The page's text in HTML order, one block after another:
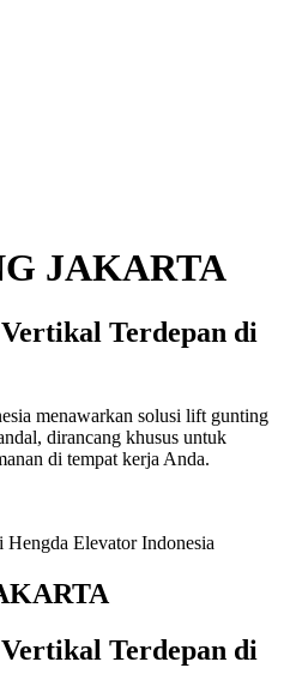
JAKARTA
Terdepan di
menawarkan solusi lift gunting
dirancang khusus untuk
di tempat kerja Anda.
Terdepan di